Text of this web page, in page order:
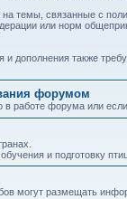
темы, связанные с
или норм
дополнения также
форумом
работе форума или
и подготовку
могут размещать